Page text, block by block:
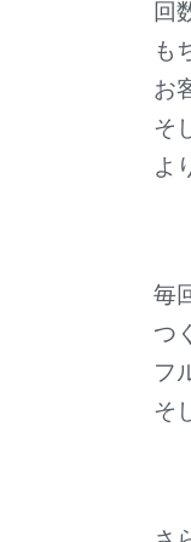
回
も
お
そ
よ
毎
つ
フ
そ